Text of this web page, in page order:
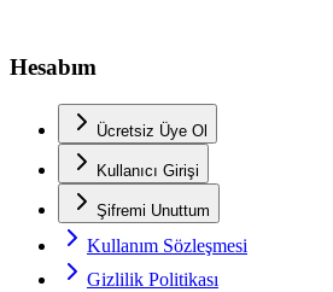
Hesabım
Ücretsiz Üye Ol
Kullanıcı Girişi
Şifremi Unuttum
Kullanım Sözleşmesi
Gizlilik Politikası